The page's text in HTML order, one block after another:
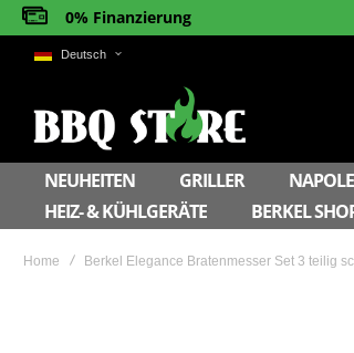
0% Finanzierung
Deutsch
NEUHEITEN GRILLER
HEIZ- & KÜHLGERÄTE
BERKEL
Home Berkel Elegance Bratenmesser Set 3 teilig